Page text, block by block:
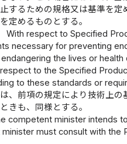
するための規格又は基準を
定めるものとする。
With respect to Specified
necessary for preventing
the lives or
to the Specified
to these standards or
、前項の規定により技術上
きも、同様とする。
competent minister intends
must consult with the